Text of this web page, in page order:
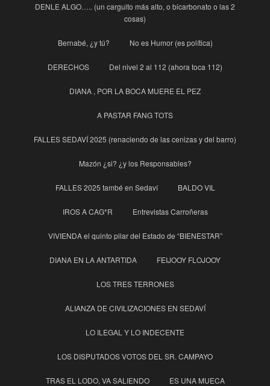
DENLE ALGO….. (un carguito más alto, o bicarbonato o las 2
cosas)
Bernabé, ¿y tú? No es Humor (es política)
DERECHOS Del nivel 2 al 112 (ahora toca 112)
DIANA , POR LA BOCA MUERE EL PEZ
A PASTAR FANG TOTS
FALLES SEDAVÍ 2025 (renaciendo de las cenizas y del barro)
Mazón ¿si? ¿y los Responsables?
FALLES 2025 també en Sedaví BALDO VIL
IROS A CAG*R Entrevistas Carroñeras
VIVIENDA el quinto pilar del Estado de “BIENESTAR”
DIANA EN LA ANTARTIDA FEIJOOY FLOJOOY
LOS TRES TERRONES
ALIANZA DE CIVILIZACIONES EN SEDAVÍ
LO ILEGAL Y LO INDECENTE
LOS DISPUTADOS VOTOS DEL SR. CAMPAYO
TRAS EL LODO, VA SALIENDO ES UNA MUECA